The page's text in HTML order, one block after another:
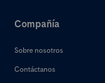
Compañía
Sobre nosotros
Contáctanos